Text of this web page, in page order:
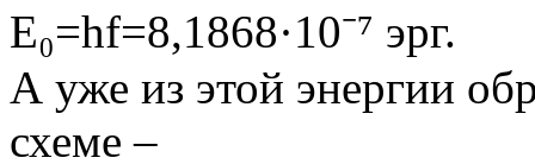
Е₀=hf=8,1868·10⁻⁷ эрг.
А уже из этой энергии
схеме –